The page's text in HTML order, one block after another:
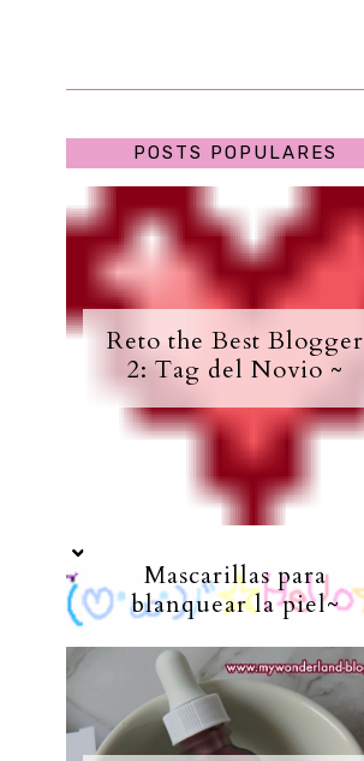
POSTS POPULARES
Reto the Best Blogger
2: Tag del Novio ~
Mascarillas para
blanquear la piel~